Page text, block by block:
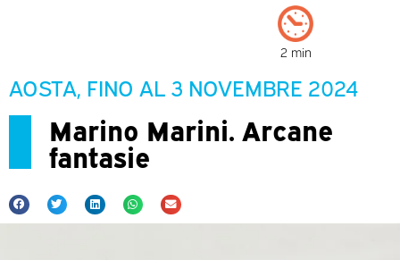
2 min
AOSTA, FINO AL 3 NOVEMBRE 2024
Marino Marini. Arcane
fantasie